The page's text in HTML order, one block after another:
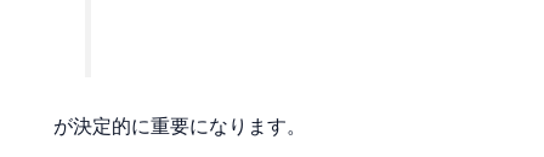
が決定的に重要になります。